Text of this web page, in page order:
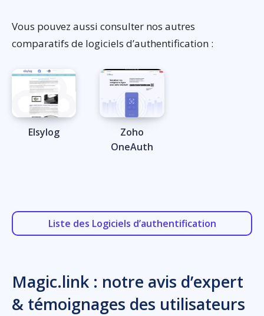
Vous pouvez aussi consulter nos autres
comparatifs de logiciels d’authentification :
Elsylog
Zoho
OneAuth
Liste des Logiciels d’authentification
Magic.link : notre avis d’expert
& témoignages des utilisateurs